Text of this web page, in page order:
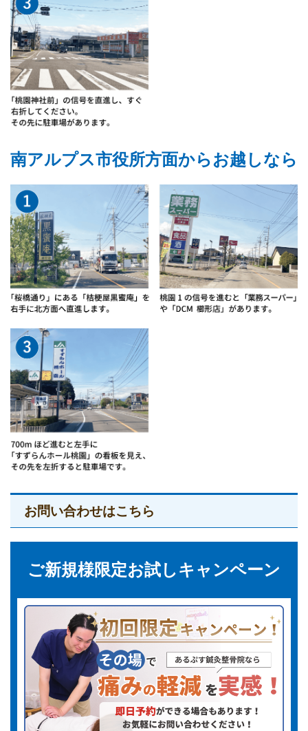
南アルプス市役所方面からお越しなら
お問い合わせはこちら
ご新規様限定お試しキャンペーン